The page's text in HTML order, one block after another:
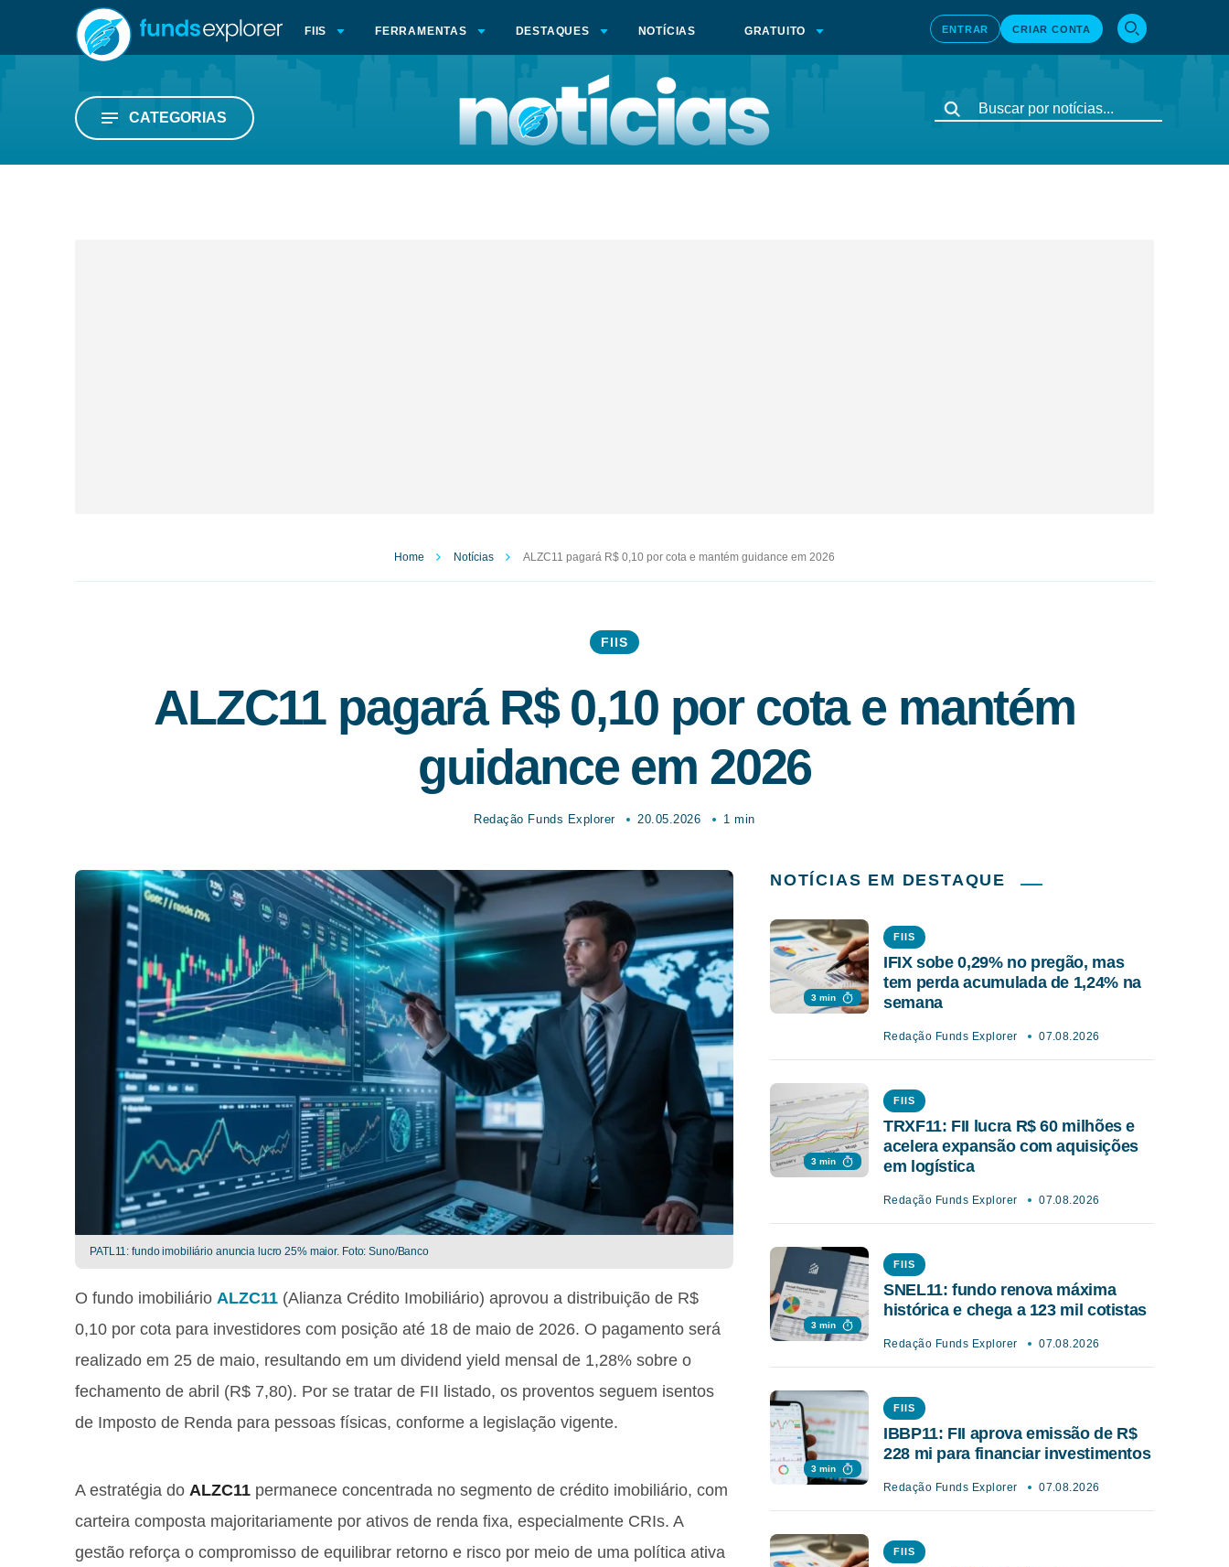
FIIS FERRAMENTAS DESTAQUES NOTÍCIAS GRATUITO ENTRAR CRIAR CONTA
CATEGORIAS
Home Notícias ALZC11 pagará R$ 0,10 por cota e mantém guidance em 2026
FIIS
ALZC11 pagará R$ 0,10 por cota e mantém
guidance em 2026
Redação Funds Explorer 20.05.2026 1 min
PATL11: fundo imobiliário anuncia lucro 25% maior. Foto: Suno/Banco
O fundo imobiliário ALZC11 (Alianza Crédito Imobiliário) aprovou a distribuição de R$
0,10 por cota para investidores com posição até 18 de maio de 2026. O pagamento será
realizado em 25 de maio, resultando em um dividend yield mensal de 1,28% sobre o
fechamento de abril (R$ 7,80). Por se tratar de FII listado, os proventos seguem isentos
de Imposto de Renda para pessoas físicas, conforme a legislação vigente.
A estratégia do ALZC11 permanece concentrada no segmento de crédito imobiliário, com
carteira composta majoritariamente por ativos de renda fixa, especialmente CRIs. A
gestão reforça o compromisso de equilibrar retorno e risco por meio de uma política ativa
NOTÍCIAS EM DESTAQUE
3 min
FIIS
IFIX sobe 0,29% no pregão, mas
tem perda acumulada de 1,24% na
semana
Redação Funds Explorer 07.08.2026
3 min
FIIS
TRXF11: FII lucra R$ 60 milhões e
acelera expansão com aquisições
em logística
Redação Funds Explorer 07.08.2026
3 min
FIIS
SNEL11: fundo renova máxima
histórica e chega a 123 mil cotistas
Redação Funds Explorer 07.08.2026
3 min
FIIS
IBBP11: FII aprova emissão de R$
228 mi para financiar investimentos
Redação Funds Explorer 07.08.2026
FIIS